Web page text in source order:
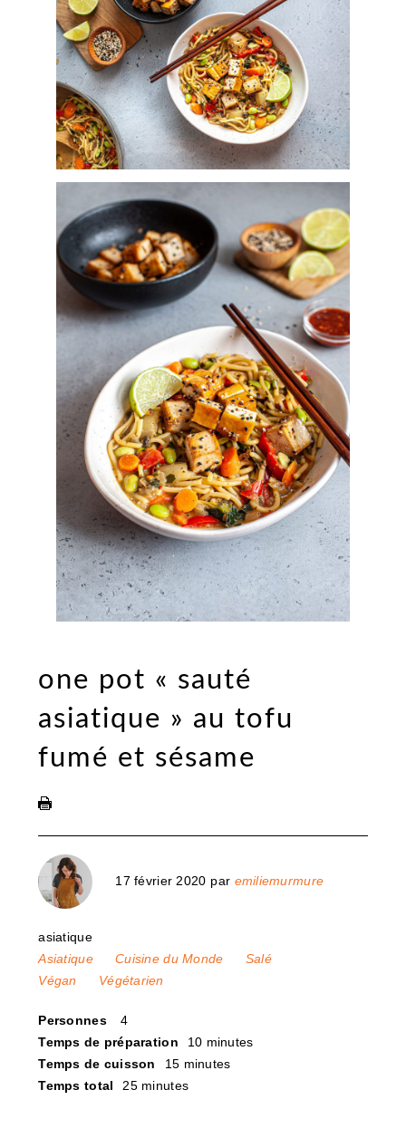
one pot « sauté
asiatique » au tofu
fumé et sésame
17 février 2020 par emiliemurmure
asiatique
Asiatique
Cuisine du Monde
Salé
Végan
Végétarien
Personnes
4
Temps de préparation
10 minutes
Temps de cuisson
15 minutes
Temps total
25 minutes